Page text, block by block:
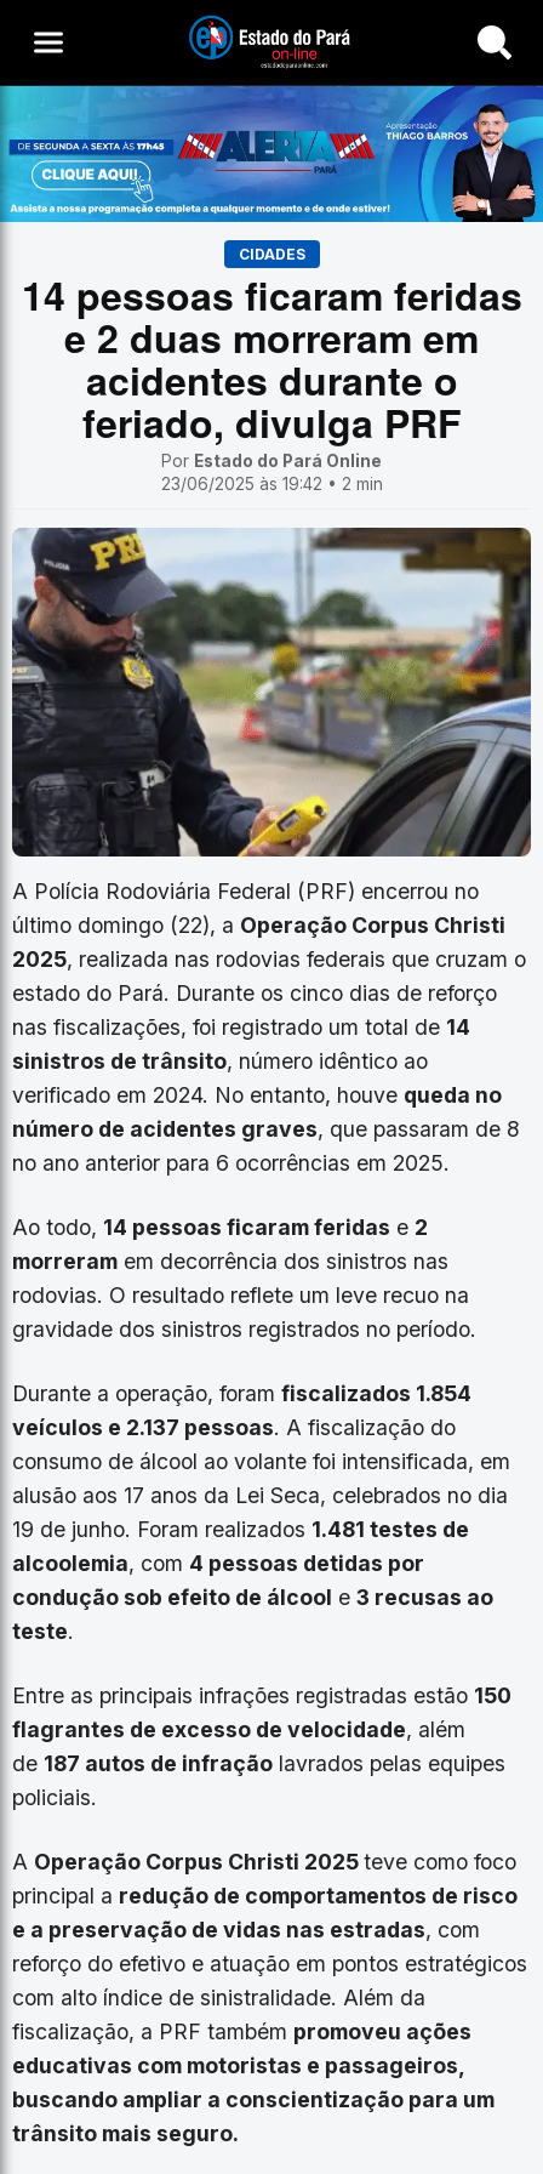
Buscar
CIDADES
14 pessoas ficaram feridas
e 2 duas morreram em
acidentes durante o
feriado, divulga PRF
Por Estado do Pará Online
23/06/2025 às 19:42 • 2 min
A Polícia Rodoviária Federal (PRF) encerrou no
último domingo (22), a Operação Corpus Christi
2025, realizada nas rodovias federais que cruzam o
estado do Pará. Durante os cinco dias de reforço
nas fiscalizações, foi registrado um total de 14
sinistros de trânsito, número idêntico ao
verificado em 2024. No entanto, houve queda no
número de acidentes graves, que passaram de 8
no ano anterior para 6 ocorrências em 2025.
Ao todo, 14 pessoas ficaram feridas e 2
morreram em decorrência dos sinistros nas
rodovias. O resultado reflete um leve recuo na
gravidade dos sinistros registrados no período.
Durante a operação, foram fiscalizados 1.854
veículos e 2.137 pessoas. A fiscalização do
consumo de álcool ao volante foi intensificada, em
alusão aos 17 anos da Lei Seca, celebrados no dia
19 de junho. Foram realizados 1.481 testes de
alcoolemia, com 4 pessoas detidas por
condução sob efeito de álcool e 3 recusas ao
teste.
Entre as principais infrações registradas estão 150
flagrantes de excesso de velocidade, além
de 187 autos de infração lavrados pelas equipes
policiais.
A Operação Corpus Christi 2025teve como foco
principal a redução de comportamentos de risco
e a preservação de vidas nas estradas, com
reforço do efetivo e atuação em pontos estratégicos
com alto índice de sinistralidade. Além da
fiscalização, a PRF também promoveu ações
educativas com motoristas e passageiros,
buscando ampliar a conscientização para um
trânsito mais seguro.